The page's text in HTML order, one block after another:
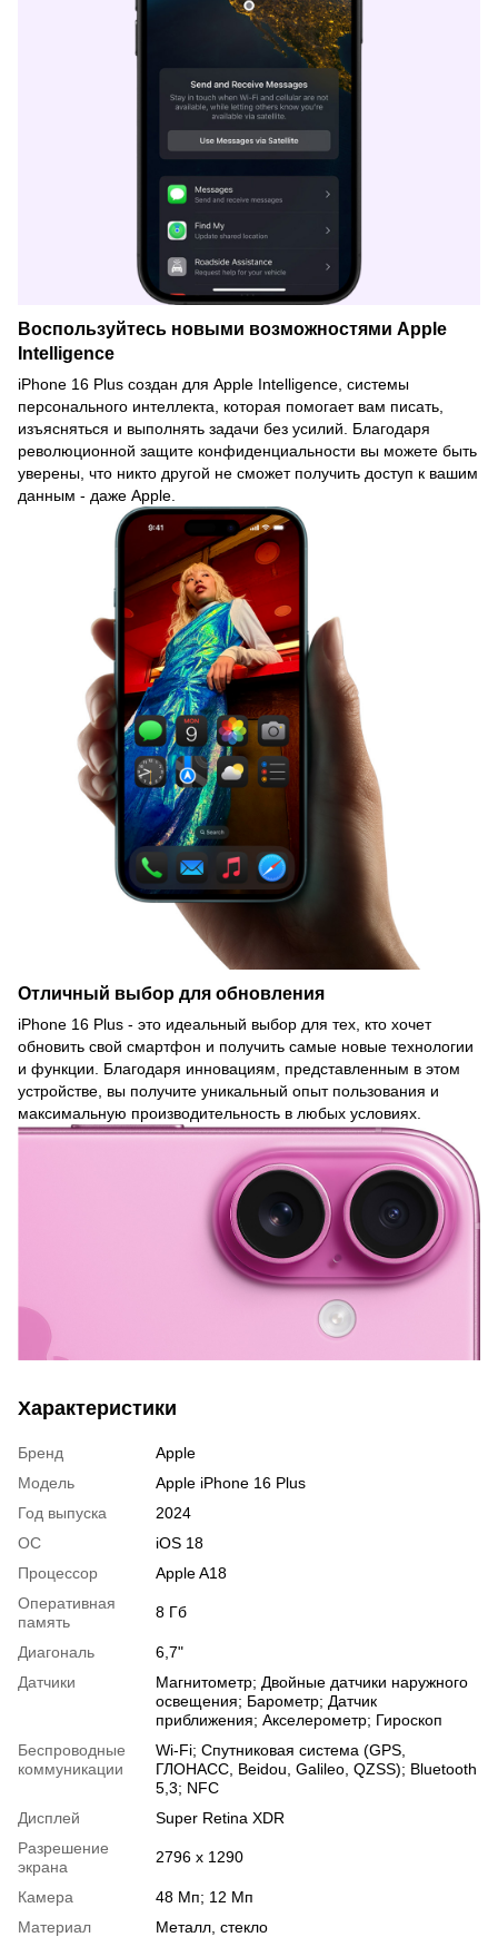
Воспользуйтесь новыми возможностями Apple
Intelligence
iPhone 16 Plus создан для Apple Intelligence, системы
персонального интеллекта, которая помогает вам писать,
изъясняться и выполнять задачи без усилий. Благодаря
революционной защите конфиденциальности вы можете быть
уверены, что никто другой не сможет получить доступ к вашим
данным - даже Apple.
Отличный выбор для обновления
iPhone 16 Plus - это идеальный выбор для тех, кто хочет
обновить свой смартфон и получить самые новые технологии
и функции. Благодаря инновациям, представленным в этом
устройстве, вы получите уникальный опыт пользования и
максимальную производительность в любых условиях.
Характеристики
Бренд
Apple
Модель
Apple iPhone 16 Plus
Год выпуска
2024
ОС
iOS 18
Процессор
Apple A18
Оперативная
память
8 Гб
Диагональ
6,7"
Датчики
Магнитометр; Двойные датчики наружного
освещения; Барометр; Датчик
приближения; Акселерометр; Гироскоп
Беспроводные
коммуникации
Wi-Fi; Спутниковая система (GPS,
ГЛОНАСС, Beidou, Galileo, QZSS); Bluetooth
5,3; NFC
Дисплей
Super Retina XDR
Разрешение
экрана
2796 x 1290
Камера
48 Мп; 12 Мп
Материал
Металл, стекло